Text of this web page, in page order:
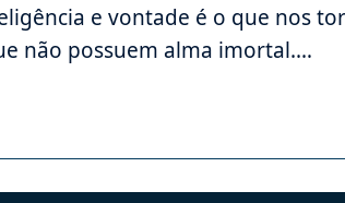
e vontade é o que nos
não possuem alma imortal.…